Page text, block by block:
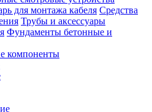
для монтажа кабеля Средства
Трубы и аксессуары
Фундаменты бетонные и
компоненты